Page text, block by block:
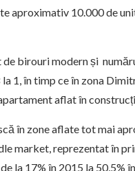
aproximativ 10.000 de
birouri modern și
1, în timp ce în zona
aflat în
în zone aflate tot mai
market, reprezentat în
la 17% în 2015 la 50,5%